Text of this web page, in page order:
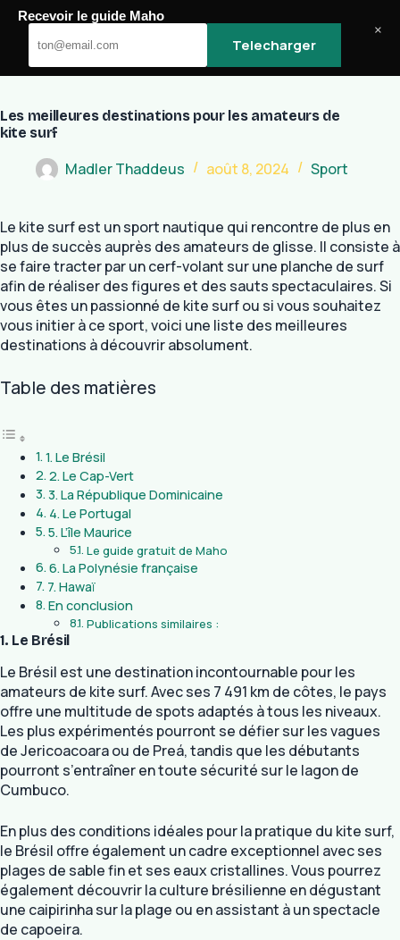
Passer
contenu
Maho
Les meilleures destinations pour les amateurs de
kite surf
Madler Thaddeus août 8, 2024 Sport
Le kite surf est un sport nautique qui rencontre de plus en
plus de succès auprès des amateurs de glisse. Il consiste à
se faire tracter par un cerf-volant sur une planche de surf
afin de réaliser des figures et des sauts spectaculaires. Si
vous êtes un passionné de kite surf ou si vous souhaitez
vous initier à ce sport, voici une liste des meilleures
destinations à découvrir absolument.
Table des matières
1. Le Brésil
2. Le Cap-Vert
3. La République Dominicaine
4. Le Portugal
5. L’île Maurice
Le guide gratuit de Maho
6. La Polynésie française
7. Hawaï
En conclusion
Publications similaires :
1. Le Brésil
Le Brésil est une destination incontournable pour les
amateurs de kite surf. Avec ses 7 491 km de côtes, le pays
offre une multitude de spots adaptés à tous les niveaux.
Les plus expérimentés pourront se défier sur les vagues
de Jericoacoara ou de Preá, tandis que les débutants
pourront s’entraîner en toute sécurité sur le lagon de
Cumbuco.
En plus des conditions idéales pour la pratique du kite surf,
le Brésil offre également un cadre exceptionnel avec ses
plages de sable fin et ses eaux cristallines. Vous pourrez
également découvrir la culture brésilienne en dégustant
une caipirinha sur la plage ou en assistant à un spectacle
de capoeira.
Recevoir le guide Maho
Telecharger
×